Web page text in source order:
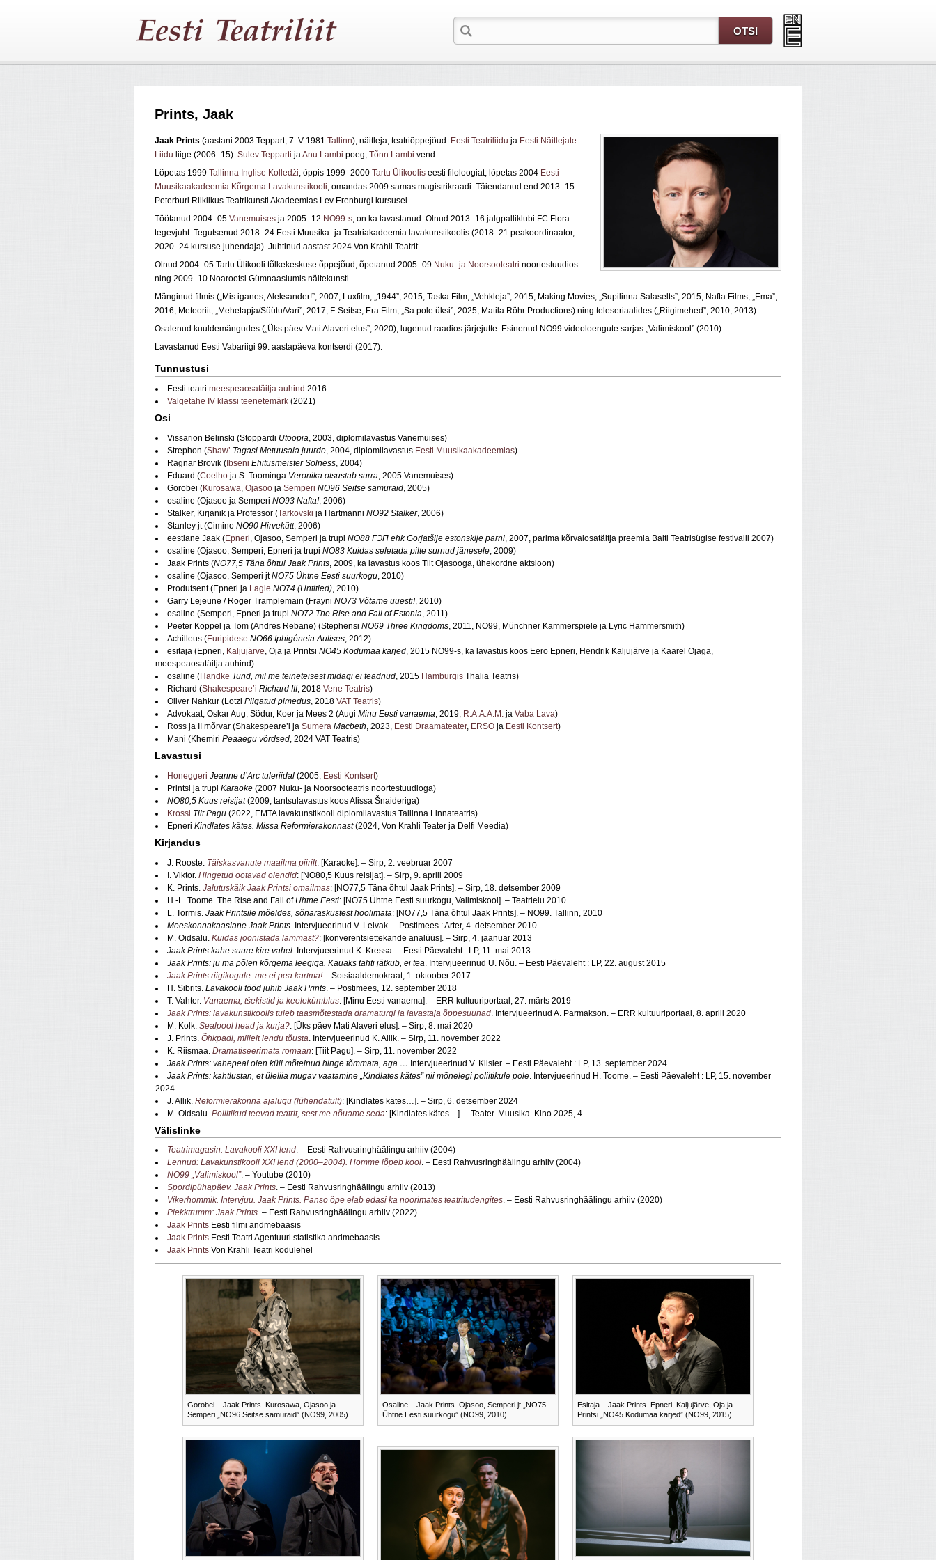
Prints, Jaak
Jaak Prints (aastani 2003 Teppart; 7. V 1981 Tallinn), näitleja, teatriõppejõud. Eesti Teatriliidu ja Eesti Näitlejate
Liidu liige (2006–15). Sulev Tepparti jaAnu Lambi poeg, Tõnn Lambi vend.
Lõpetas 1999 Tallinna Inglise Kolledži, õppis 1999–2000 Tartu Ülikoolis eesti filoloogiat, lõpetas 2004 Eesti
Muusikaakadeemia Kõrgema Lavakunstikooli, omandas 2009 samas magistrikraadi. Täiendanud end 2013–15
Peterburi Riiklikus Teatrikunsti Akadeemias Lev Erenburgi kursusel.
Töötanud 2004–05 Vanemuises ja 2005–12 NO99-s, on ka lavastanud. Olnud 2013–16 jalgpalliklubi FC Flora
tegevjuht. Tegutsenud 2018–24 Eesti Muusika- ja Teatriakadeemia lavakunstikoolis (2018–21 peakoordinaator,
2020–24 kursuse juhendaja). Juhtinud aastast 2024 Von Krahli Teatrit.
Olnud 2004–05 Tartu Ülikooli tõlkekeskuse õppejõud, õpetanud 2005–09 Nuku- ja Noorsooteatri noortestuudios
ning 2009–10 Noarootsi Gümnaasiumis näitekunsti.
Mänginud filmis („Mis iganes, Aleksander!”, 2007, Luxfilm; „1944”, 2015, Taska Film; „Vehkleja”, 2015, Making Movies; „Supilinna Salaselts”, 2015, Nafta Films; „Ema”,
2016, Meteoriit; „Mehetapja/Süütu/Vari”, 2017, F-Seitse, Era Film; „Sa pole üksi”, 2025, Matila Röhr Productions) ning teleseriaalides („Riigimehed”, 2010, 2013).
Osalenud kuuldemängudes („Üks päev Mati Alaveri elus”, 2020), lugenud raadios järjejutte. Esinenud NO99 videoloengute sarjas „Valimiskool” (2010).
Lavastanud Eesti Vabariigi 99. aastapäeva kontserdi (2017).
Tunnustusi
Eesti teatri meespeaosatäitja auhind 2016
Valgetähe IV klassi teenetemärk (2021)
Osi
Vissarion Belinski (Stoppardi Utoopia, 2003, diplomilavastus Vanemuises)
Strephon (Shaw’ Tagasi Metuusala juurde, 2004, diplomilavastus Eesti Muusikaakadeemias)
Ragnar Brovik ( Ibseni Ehitusmeister Solness, 2004)
Eduard (Coelho ja S. Toominga Veronika otsustab surra, 2005 Vanemuises)
Gorobei (Kurosawa, Ojasoo ja Semperi NO96 Seitse samuraid, 2005)
osaline (Ojasoo ja Semperi NO93 Nafta!, 2006)
Stalker, Kirjanik ja Professor (Tarkovski ja Hartmanni NO92 Stalker, 2006)
Stanley jt (Cimino NO90 Hirvekütt, 2006)
eestlane Jaak (Epneri, Ojasoo, Semperi ja trupi NO88 ГЭП ehk Gorjatšije estonskije parni, 2007, parima kõrvalosatäitja preemia Balti Teatrisügise festivalil 2007)
osaline (Ojasoo, Semperi, Epneri ja trupi NO83 Kuidas seletada pilte surnud jänesele, 2009)
Jaak Prints (NO77,5 Täna õhtul Jaak Prints, 2009, ka lavastus koos Tiit Ojasooga, ühekordne aktsioon)
osaline (Ojasoo, Semperi jtNO75 Ühtne Eesti suurkogu, 2010)
Produtsent (Epneri ja Lagle NO74 (Untitled), 2010)
Garry Lejeune / Roger Tramplemain (Frayni NO73 Võtame uuesti!, 2010)
osaline (Semperi, Epneri ja trupi NO72 The Rise and Fall of Estonia, 2011)
Peeter Koppel ja Tom (Andres Rebane) (Stephensi NO69 Three Kingdoms, 2011, NO99, Münchner Kammerspiele ja Lyric Hammersmith)
Achilleus (Euripidese NO66 Iphigéneia Aulises, 2012)
esitaja (Epneri, Kaljujärve, Oja ja Printsi NO45 Kodumaa karjed, 2015 NO99-s, ka lavastus koos Eero Epneri, Hendrik Kaljujärve ja Kaarel Ojaga,
meespeaosatäitja auhind)
osaline (Handke Tund, mil me teineteisest midagi ei teadnud, 2015 Hamburgis Thalia Teatris)
Richard (Shakespeare’i Richard III, 2018 Vene Teatris)
Oliver Nahkur (Lotzi Pilgatud pimedus, 2018 VAT Teatris)
Advokaat, Oskar Aug, Sõdur, Koer ja Mees 2 (Augi Minu Eesti vanaema, 2019, R.A.A.A.M. ja Vaba Lava)
Ross ja II mõrvar (Shakespeare’i ja Sumera Macbeth, 2023, Eesti Draamateater, ERSO ja Eesti Kontsert)
Mani (Khemiri Peaaegu võrdsed, 2024 VAT Teatris)
Lavastusi
Honeggeri Jeanne d’Arc tuleriidal (2005, Eesti Kontsert)
Printsi ja trupi Karaoke (2007 Nuku- ja Noorsooteatris noortestuudioga)
NO80,5 Kuus reisijat(2009, tantsulavastus koos Alissa Šnaideriga)
Krossi Tiit Pagu (2022, EMTA lavakunstikooli diplomilavastus Tallinna Linnateatris)
Epneri Kindlates kätes. Missa Reformierakonnast(2024, Von Krahli Teater ja Delfi Meedia)
Kirjandus
J. Rooste. Täiskasvanute maailma piirilt: [Karaoke] – Sirp, 2. veebruar 2007
I. Viktor. Hingetud ootavad olendid: [NO80,5 Kuus reisijat]. – Sirp, 9. aprill 2009
K. Prints. Jalutuskäik Jaak Printsi omailmas: [NO77,5 Täna õhtul Jaak Prints]. – Sirp, 18. detsember 2009
H.-L. Toome. The Rise and Fall ofÜhtne Eesti: [NO75 Ühtne Eesti suurkogu, Valimiskool]. – Teatrielu 2010
L. Tormis. Jaak Printsile mõeldes, sõnaraskustest hoolimata: [NO77,5 Täna õhtul Jaak Prints]. – NO99. Tallinn, 2010
Meeskonnakaaslane Jaak Prints . Intervjueerinud V. Leivak. – Postimees : Arter, 4. detsember 2010
M. Oidsalu. Kuidas joonistada lammast?: [konverentsiettekande analüüs]. – Sirp, 4. jaanuar 2013
Jaak Prints kahe suure kire vahel . Intervjueerinud K. Kressa. – Eesti Päevaleht : LP, 11. mai 2013
Jaak Prints: ju ma põlen kõrgema leegiga. Kauaks tahti jätkub, ei tea . Intervjueerinud U. Nõu. – Eesti Päevaleht : LP, 22. august 2015
Jaak Prints riigikogule: me ei pea kartma!– Sotsiaaldemokraat, 1. oktoober 2017
H. Sibrits. Lavakooli tööd juhib Jaak Prints . – Postimees, 12. september 2018
T. Vahter. Vanaema, tšekistid ja keelekümblus: [Minu Eesti vanaema]. – ERR kultuuriportaal, 27. märts 2019
Jaak Prints: lavakunstikoolis tuleb taasmõtestada dramaturgi ja lavastaja õppesuunad . Intervjueerinud A. Parmakson. – ERR kultuuriportaal, 8. aprill 2020
M. Kolk. Sealpool head ja kurja?: [Üks päev Mati Alaveri elus]. – Sirp, 8. mai 2020
J. Prints. Õhkpadi, millelt lendu tõusta . Intervjueerinud K. Allik. – Sirp, 11. november 2022
K. Riismaa. Dramatiseerimata romaan: [Tiit Pagu]. – Sirp, 11. november 2022
Jaak Prints: vahepeal olen küll mõtelnud hinge tõmmata, aga … Intervjueerinud V. Kiisler. – Eesti Päevaleht : LP, 13. september 2024
Jaak Prints: kahtlustan, et üleliia mugav vaatamine „Kindlates kätes” nii mõnelegi poliitikule pole . Intervjueerinud H. Toome. – Eesti Päevaleht : LP, 15. november
2024
J. Allik. Reformierakonna ajalugu (lühendatult): [Kindlates kätes…]. – Sirp, 6. detsember 2024
M. Oidsalu. Poliitikud teevad teatrit, sest me nõuame seda: [Kindlates kätes…]. – Teater. Muusika. Kino 2025, 4
Välislinke
Teatrimagasin. Lavakooli XXI lend. – Eesti Rahvusringhäälingu arhiiv (2004)
Lennud: Lavakunstikooli XXI lend (2000–2004). Homme lõpeb kool. – Eesti Rahvusringhäälingu arhiiv (2004)
NO99 „Valimiskool”. – Youtube (2010)
Spordipühapäev. Jaak Prints. – Eesti Rahvusringhäälingu arhiiv (2013)
Vikerhommik. Intervjuu. Jaak Prints. Panso õpe elab edasi ka noorimates teatritudengites. – Eesti Rahvusringhäälingu arhiiv (2020)
Plekktrumm: Jaak Prints. – Eesti Rahvusringhäälingu arhiiv (2022)
Jaak Prints Eesti filmi andmebaasis
Jaak Prints Eesti Teatri Agentuuri statistika andmebaasis
Jaak Prints Von Krahli Teatri kodulehel
Gorobei – Jaak Prints. Kurosawa, Ojasoo ja
Semperi „NO96 Seitse samuraid” (NO99, 2005)
Osaline – Jaak Prints. Ojasoo, Semperi jt „NO75
Ühtne Eesti suurkogu” (NO99, 2010)
Esitaja – Jaak Prints. Epneri, Kaljujärve, Oja ja
Printsi „NO45 Kodumaa karjed” (NO99, 2015)